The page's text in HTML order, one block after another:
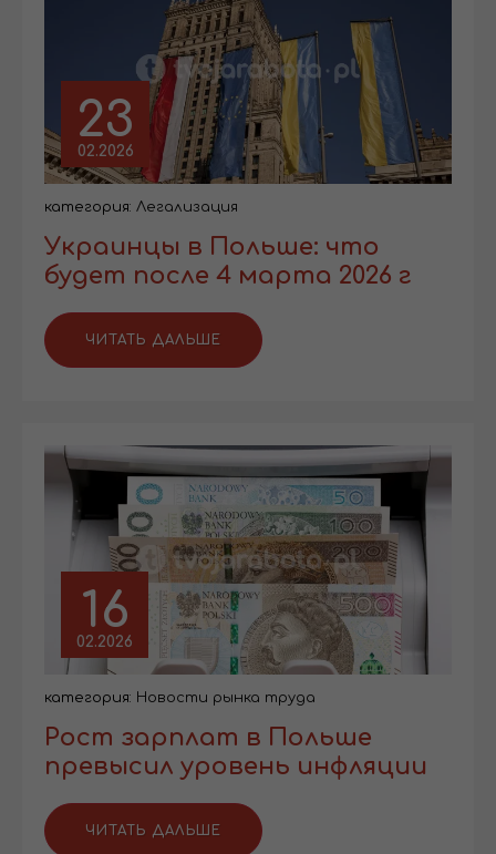
23
02.2026
категория: Легализация
Украинцы в Польше: что
будет после 4 марта 2026 г
ЧИТАТЬ ДАЛЬШЕ
16
02.2026
категория: Новости рынка труда
Рост зарплат в Польше
превысил уровень инфляции
ЧИТАТЬ ДАЛЬШЕ